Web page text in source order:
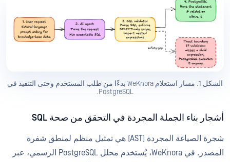
الشكل 1. مسار استعلام WeKnora بدءًا من طلب المستخدم وحتى التنفيذ في
PostgreSQL.
أشجار بناء الجملة المجردة في التحقق من صحة SQL
شجرة الصياغة المجردة (AST) هي تمثيل منظم لمنطق شفرة
المصدر. في WeKnora، يُستخدم محلل PostgreSQL الرسمي، عبر